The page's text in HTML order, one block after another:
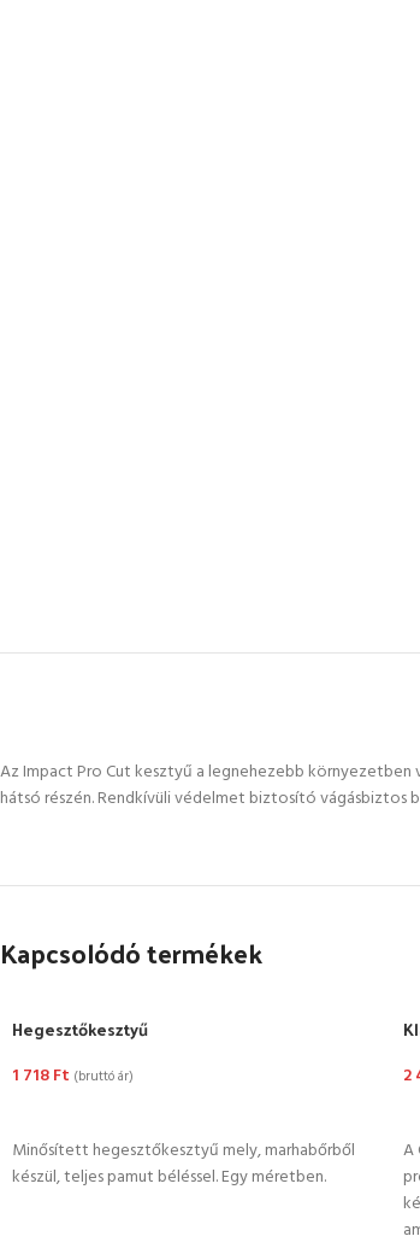
Az Impact Pro Cut kesztyű a legnehezebb
hátsó részén. Rendkívüli védelmet biztosító vágásbiztos
Kapcsolódó termékek
Hegesztőkesztyű
1 718Ft (bruttó ár)
Minősített hegesztőkesztyű mely, marhabőrből
készül, teljes pamut béléssel. Egy méretben.
2
A